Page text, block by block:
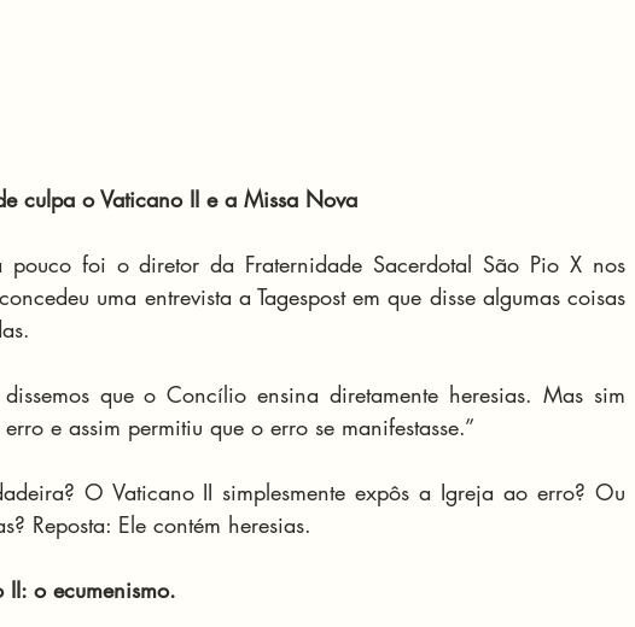
culpa o Vaticano II e a Missa Nova
foi o diretor da Fraternidade Sacerdotal São Pio X nos
uma entrevista a Tagespost em que disse algumas coisas
que o Concílio ensina diretamente heresias. Mas sim
e assim permitiu que o erro se manifestasse.”
O Vaticano II simplesmente expôs a Igreja ao erro? Ou
Reposta: Ele contém heresias.
II: o ecumenismo.